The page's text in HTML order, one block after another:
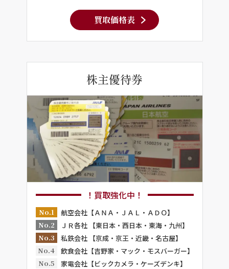
買取価格表
株主優待券
！買取強化中！
No.1
航空会社【ＡＮＡ・ＪＡＬ・ＡＤＯ】
No.2
ＪＲ各社 【東日本・西日本・東海・九州】
No.3
私鉄会社 【京成・京王・近畿・名古屋】
No.4
飲食会社【吉野家・マック・モスバーガー】
No.5
家電会社【ビックカメラ・ケーズデンキ】